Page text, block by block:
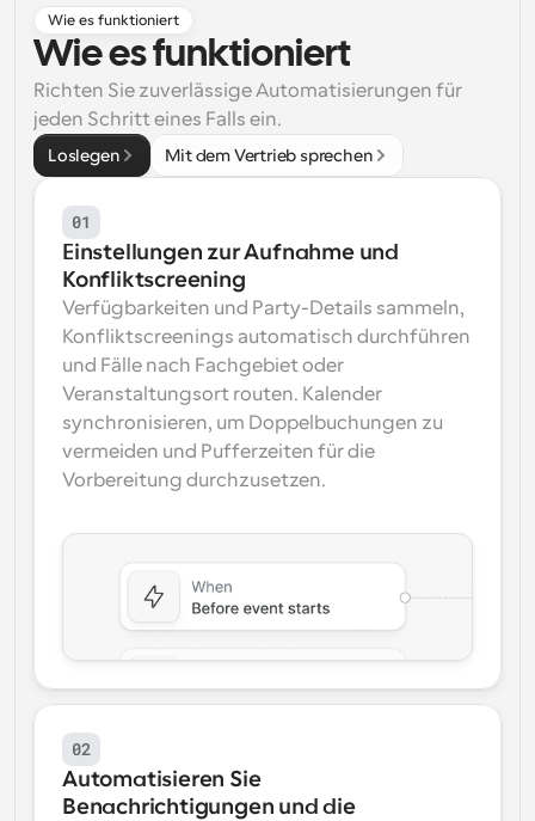
Arbeitsabläufe
Automatisieren Sie die Planung und Erinnerungen
Blog
Bleiben Sie auf dem Laufenden über die neuesten
Nachrichten und Updates.
Sofortige Besprechungen
Treffen Sie sich in wenigen Minuten mit Kunden
Dynamische Gruppenlinks
Nahtlos Meetings mit mehreren Personen buchen
Webhooks
Erhalten Sie eine Benachrichtigung, wenn etwas
passiert
Wie es funktioniert
Wie es funktioniert
Richten Sie zuverlässige Automatisierungen für
jeden Schritt eines Falls ein.
Loslegen Mit dem Vertrieb sprechen
01
Einstellungen zur Aufnahme und
Konfliktscreening
Verfügbarkeiten und Party-Details sammeln,
Konfliktscreenings automatisch durchführen
und Fälle nach Fachgebiet oder
Veranstaltungsort routen. Kalender
synchronisieren, um Doppelbuchungen zu
vermeiden und Pufferzeiten für die
Vorbereitung durchzusetzen.
02
Automatisieren Sie
Benachrichtigungen und die